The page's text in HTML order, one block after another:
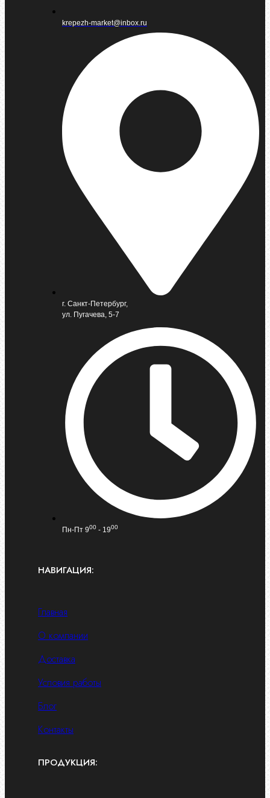
krepezh-market@inbox.ru
г. Санкт-Петербург,
ул. Пугачева, 5-7
Пн-Пт 900 - 1900
НАВИГАЦИЯ:
Главная
О компании
Доставка
Условия работы
Блог
Контакты
ПРОДУКЦИЯ: